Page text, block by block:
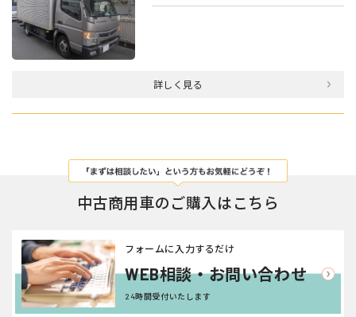
詳しく見る
中古商用車のご購入はこちら
WEB相談・お問い合わせ
フォームに入力するだけ
24時間受付いたします